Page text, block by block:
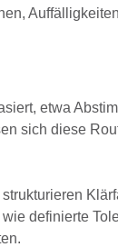
etwa
sich diese
definierte